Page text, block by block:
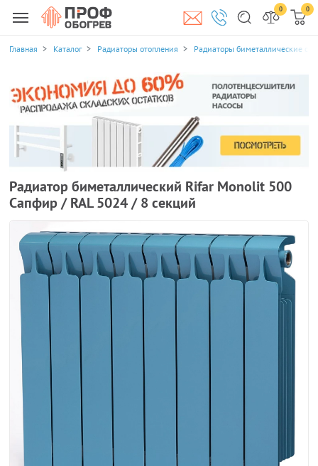
0 0
Главная Каталог Радиаторы отопления Радиаторы биметаллические
Радиатор биметаллический Rifar Monolit 500
Сапфир / RAL 5024 / 8 секций